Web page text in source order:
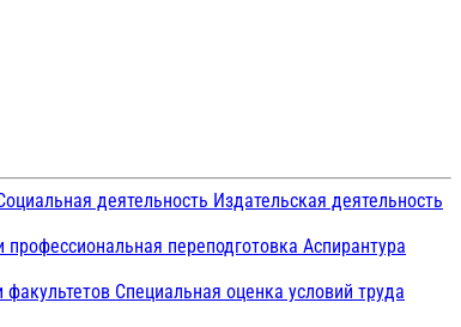
деятельность Издательская деятельность
переподготовка Аспирантура
факультетов Специальная оценка условий труда